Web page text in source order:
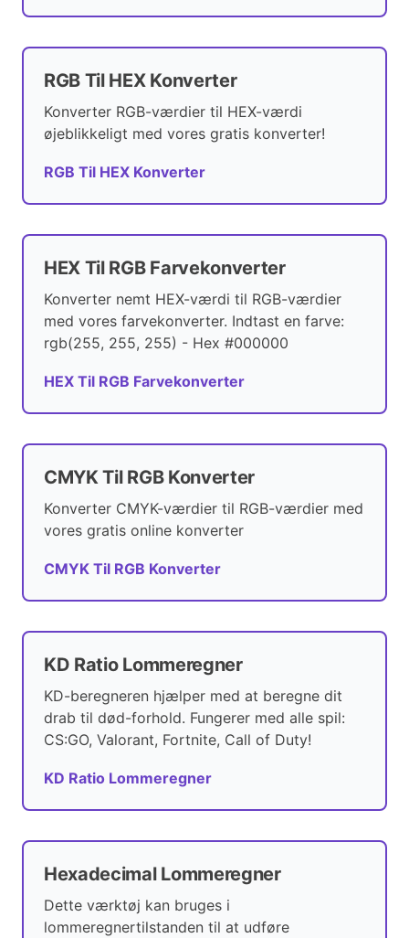
RGB Til HEX Konverter
Konverter RGB-værdier til HEX-værdi
øjeblikkeligt med vores gratis konverter!
RGB Til HEX Konverter
HEX Til RGB Farvekonverter
Konverter nemt HEX-værdi til RGB-værdier
med vores farvekonverter. Indtast en farve:
rgb(255, 255, 255) - Hex #000000
HEX Til RGB Farvekonverter
CMYK Til RGB Konverter
Konverter CMYK-værdier til RGB-værdier med
vores gratis online konverter
CMYK Til RGB Konverter
KD Ratio Lommeregner
KD-beregneren hjælper med at beregne dit
drab til død-forhold. Fungerer med alle spil:
CS:GO, Valorant, Fortnite, Call of Duty!
KD Ratio Lommeregner
Hexadecimal Lommeregner
Dette værktøj kan bruges i
lommeregnertilstanden til at udføre